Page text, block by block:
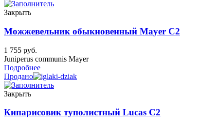
Закрыть
Можжевельник обыкновенный Mayer C2
1 755 руб.
Juniperus communis Mayer
Подробнее
Продано
Закрыть
Кипарисовик туполистный Lucas C2